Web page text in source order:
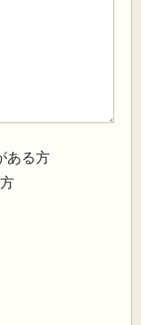
ある方